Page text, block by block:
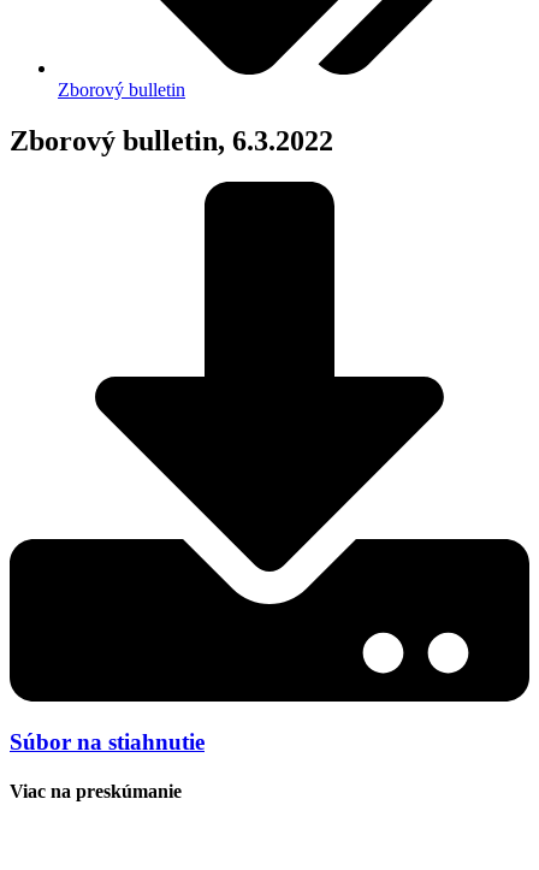
Zborový bulletin
Zborový bulletin, 6.3.2022
Súbor na stiahnutie
Viac na preskúmanie